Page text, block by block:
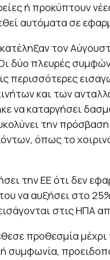
ή προκύπτουν
αυτόματα σε
τον
δύο πλευρές
περισσότερες
και των
να καταργήσει
την
όπως το
την ΕΕ ότι δεν
να αυξήσει στο
στις ΗΠΑ
προθεσμία μέχρι
συμφωνία,